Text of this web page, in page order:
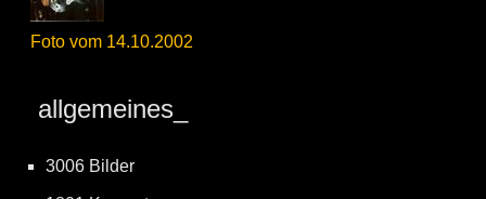
Foto vom 14.10.2002
allgemeines_
3006 Bilder